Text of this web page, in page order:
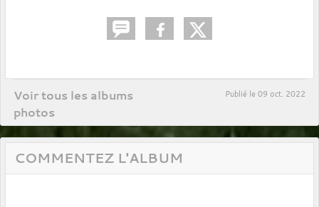
Voir tous les albums
photos
Publié le 09 oct. 2022
COMMENTEZ L'ALBUM